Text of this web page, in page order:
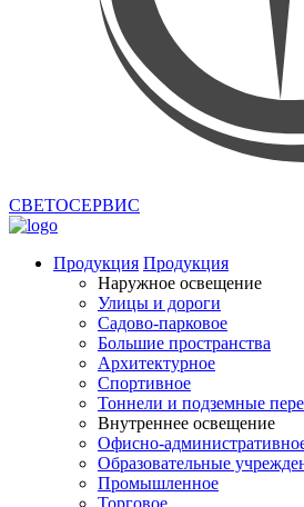
СВЕТОСЕРВИС
Продукция Продукция
Наружное освещение
Улицы и дороги
Садово-парковое
Большие пространства
Архитектурное
Спортивное
Тоннели и подземные
Внутреннее освещение
Офисно-
Образовательные
Промышленное
Торговое